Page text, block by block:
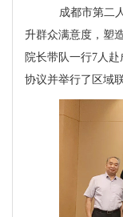
成都市第二
升群众满意度，塑
院长带队一行7人
协议并举行了区域